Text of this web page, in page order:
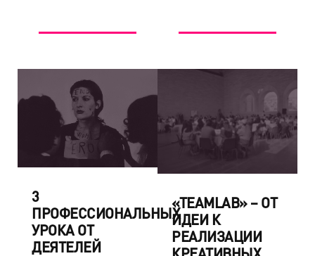
3
ПРОФЕССИОНАЛЬНЫХ
УРОКА ОТ
ДЕЯТЕЛЕЙ
«TEAMLAB» – ОТ
ИДЕИ К
РЕАЛИЗАЦИИ